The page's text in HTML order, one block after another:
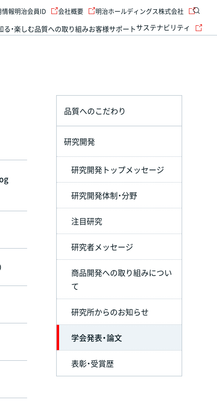
る・楽しむ品質への取り組みお客様サポートサステナビリティ
情報明治会員ID 会社概要 明治ホールディングス株式会社
品質へのこだわり
研究開発
研究開発トップメッセージ
研究開発体制・分野
注目研究
研究者メッセージ
商品開発への取り組みについ
て
研究所からのお知らせ
学会発表・論文
表彰・受賞歴